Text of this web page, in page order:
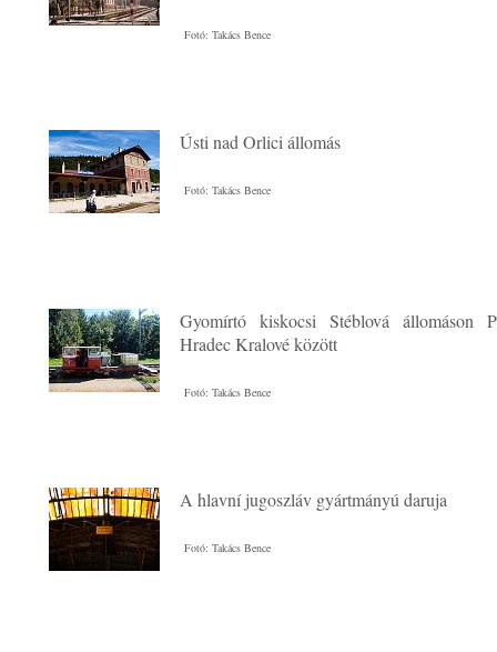
Fotó: Takács Bence
Ústi nad Orlici állomás
Fotó: Takács Bence
Gyomírtó kiskocsi Stéblová állomáson
Hradec Kralové között
Fotó: Takács Bence
A hlavní jugoszláv gyártmányú daruja
Fotó: Takács Bence